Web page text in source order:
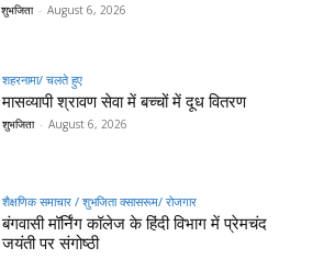
शुभजिता - August 6, 2026
शहरनामा/ चलते हुए
मासव्यापी श्रावण सेवा में बच्चों में दूध वितरण
शुभजिता - August 6, 2026
शैक्षणिक समाचार / शुभजिता क्सासरूम/ रोजगार
बंगवासी मॉर्निंग कॉलेज के हिंदी विभाग में प्रेमचंद
जयंती पर संगोष्ठी